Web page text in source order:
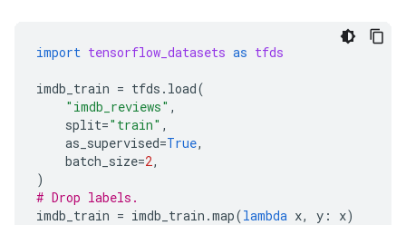
import tensorflow_datasets as tfds
imdb_train = tfds . load(
"imdb_reviews" ,
split="train" ,
as_supervised=True,
batch_size=2,
)
# Drop labels.
imdb_train = imdb_train .map(lambda x, y : x)